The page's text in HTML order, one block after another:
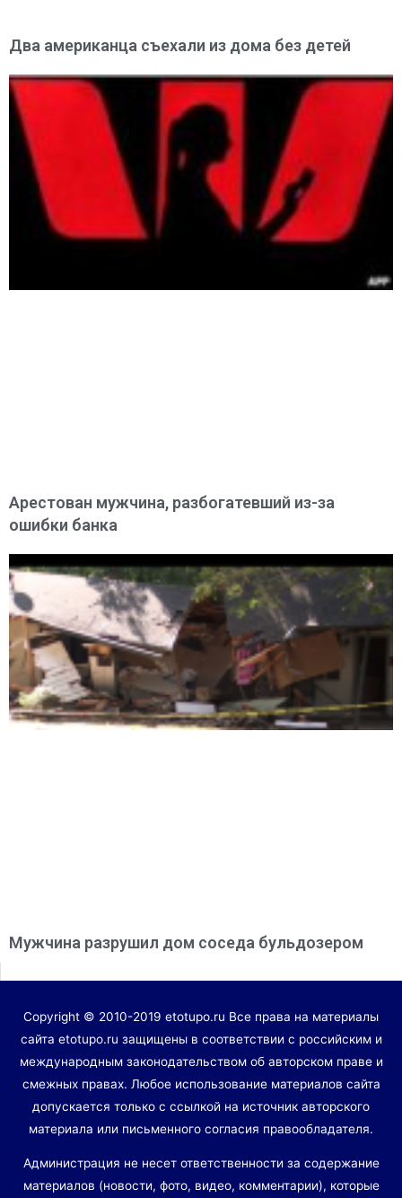
Два американца съехали из дома без детей
Арестован мужчина, разбогатевший из-за
ошибки банка
Мужчина разрушил дом соседа бульдозером
Copyright © 2010-2019 etotupo.ru Все права на материалы
сайта etotupo.ru защищены в соответствии с российским и
международным законодательством об авторском праве и
смежных правах. Любое использование материалов сайта
допускается только с ссылкой на источник авторского
материала или письменного согласия правообладателя.
Администрация не несет ответственности за содержание
материалов (новости, фото, видео, комментарии), которые